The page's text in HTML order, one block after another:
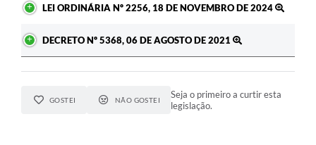
LEI ORDINÁRIA Nº 2256, 18 DE NOVEMBRO DE 2024
DECRETO Nº 5368, 06 DE AGOSTO DE 2021
GOSTEI NÃO GOSTEI
Seja o primeiro a curtir esta
legislação.